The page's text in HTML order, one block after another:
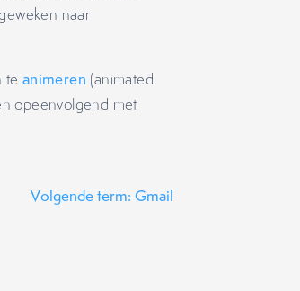
naar
te animeren (animated
opeenvolgend met
Volgende term: Gmail